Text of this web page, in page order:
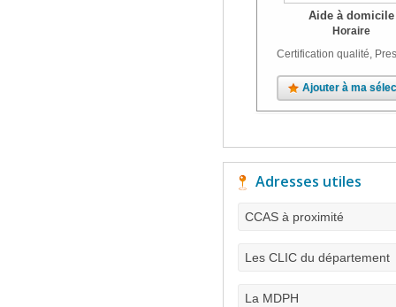
Aide à domicile
Horaire
Certification qualité,
Ajouter à ma
Adresses utiles
CCAS à proximité
Les CLIC du département
La MDPH